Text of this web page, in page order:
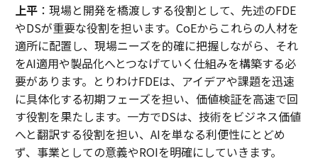
上平：現場と開発を橋渡しする役割として、先述のFDE
やDSが重要な役割を担います。CoEからこれらの人材を
適所に配置し、現場ニーズを的確に把握しながら、それ
をAI適用や製品化へとつなげていく仕組みを構築する必
要があります。とりわけFDEは、アイデアや課題を迅速
に具体化する初期フェーズを担い、価値検証を高速で回
す役割を果たします。一方でDSは、技術をビジネス価値
へと翻訳する役割を担い、AIを単なる利便性にとどめ
ず、事業としての意義やROIを明確にしていきます。